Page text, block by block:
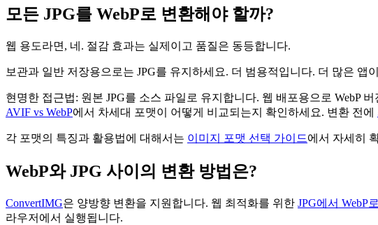
모든 JPG를 WebP로 변환해야 할까?
웹 용도라면, 네. 절감 효과는 실제이고 품질은 동등합니다.
보관과 일반 저장용으로는 JPG를 유지하세요. 더 범용적입니다. 더 많은
현명한 접근법: 원본 JPG를 소스 파일로 유지합니다. 웹 배포용으로 WebP
AVIF vs WebP에서 차세대 포맷이 어떻게 비교되는지 확인하세요. 변환 전에
각 포맷의 특징과 활용법에 대해서는 이미지 포맷 선택 가이드에서 자세히
WebP와 JPG 사이의 변환 방법은?
ConvertIMG은 양방향 변환을 지원합니다. 웹 최적화를 위한 JPG에서 WebP로
라우저에서 실행됩니다.